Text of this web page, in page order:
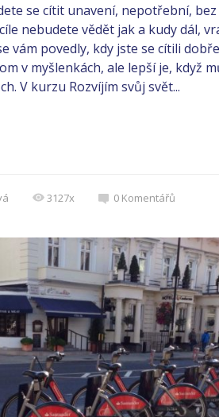
se cítit unavení, nepotřební,
nebudete vědět jak a kudy dál,
vám povedly, kdy jste se cítili
v myšlenkách, ale lepší je, když
V kurzu Rozvíjím svůj svět...
3127x 0 Komentářů